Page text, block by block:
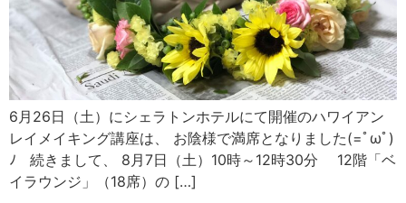
6月26日（土）にシェラトンホテルにて開催のハワイアン
レイメイキング講座は、 お陰様で満席となりました(=ﾟωﾟ)
ﾉ 続きまして、 8月7日（土）10時～12時30分 12階「ベ
イラウンジ」（18席）の […]